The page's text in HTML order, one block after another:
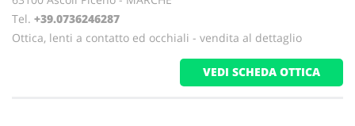
Tel. +39.0736246287
Ottica, lenti a contatto ed occhiali - vendita al dettaglio
VEDI SCHEDA OTTICA